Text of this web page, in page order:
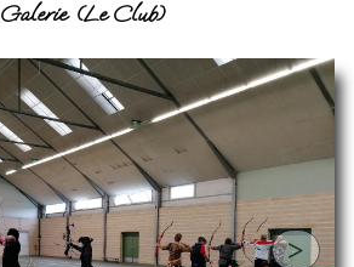
Galerie (Le Club)
>